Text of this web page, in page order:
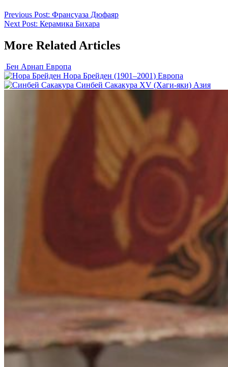
Previous Post: Франсуаза Дюфаяр
Next Post: Керамика Бихара
More Related Articles
Бен Арнап Европа
Нора Брейден (1901–2001) Европа
Синбей Сакакура XV (Хаги-яки) Азия